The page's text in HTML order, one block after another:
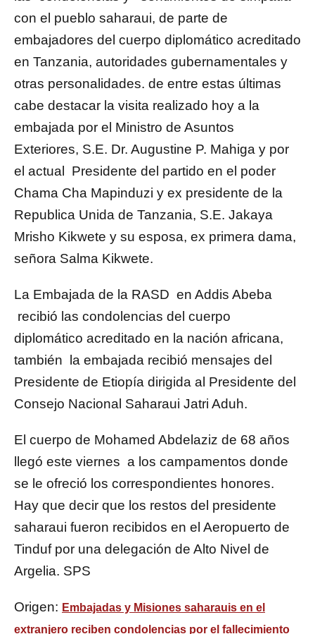
con el pueblo saharaui, de parte de
embajadores del cuerpo diplomático acreditado
en Tanzania, autoridades gubernamentales y
otras personalidades. de entre estas últimas
cabe destacar la visita realizado hoy a la
embajada por el Ministro de Asuntos
Exteriores, S.E. Dr. Augustine P. Mahiga y por
el actual Presidente del partido en el poder
Chama Cha Mapinduzi y ex presidente de la
Republica Unida de Tanzania, S.E. Jakaya
Mrisho Kikwete y su esposa, ex primera dama,
señora Salma Kikwete.
La Embajada de la RASD en Addis Abeba
recibió las condolencias del cuerpo
diplomático acreditado en la nación africana,
también la embajada recibió mensajes del
Presidente de Etiopía dirigida al Presidente del
Consejo Nacional Saharaui Jatri Aduh.
El cuerpo de Mohamed Abdelaziz de 68 años
llegó este viernes a los campamentos donde
se le ofreció los correspondientes honores.
Hay que decir que los restos del presidente
saharaui fueron recibidos en el Aeropuerto de
Tinduf por una delegación de Alto Nivel de
Argelia. SPS
Origen: Embajadas y Misiones saharauis en el
extranjero reciben condolencias por el fallecimiento